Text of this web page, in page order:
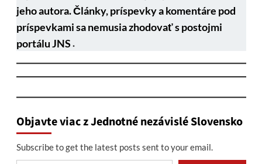
jeho autora. Články, príspevky a komentáre pod
príspevkami sa nemusia zhodovať s postojmi
portálu JNS.
Objavte viac z Jednotné nezávislé Slovensko
Subscribe to get the latest posts sent to your email.
Type your email…